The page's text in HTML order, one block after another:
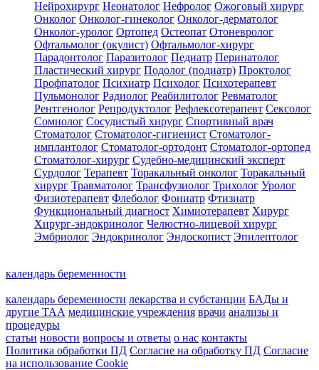
Нейрохирург Неонатолог Нефролог Ожоговый хирург
Онколог Онколог-гинеколог Онколог-дерматолог
Онколог-уролог Ортопед Остеопат Отоневролог
Офтальмолог (окулист) Офтальмолог-хирург
Парадонтолог Паразитолог Педиатр Перинатолог
Пластический хирург Подолог (подиатр) Проктолог
Профпатолог Психиатр Психолог Психотерапевт
Пульмонолог Радиолог Реабилитолог Ревматолог
Рентгенолог Репродуктолог Рефлексотерапевт Сексолог
Сомнолог Сосудистый хирург Спортивный врач
Стоматолог Стоматолог-гигиенист Стоматолог-
имплантолог Стоматолог-ортодонт Стоматолог-ортопед
Стоматолог-хирург Судебно-медицинский эксперт
Сурдолог Терапевт Торакальный онколог Торакальный
хирург Травматолог Трансфузиолог Трихолог Уролог
Физиотерапевт Флеболог Фониатр Фтизиатр
Функциональный диагност Химиотерапевт Хирург
Хирург-эндокринолог Челюстно-лицевой хирург
Эмбриолог Эндокринолог Эндоскопист Эпилептолог
календарь беременности
календарь беременности лекарства и субстанции БАДы и
другие ТАА медицинские учреждения врачи анализы и
процедуры
статьи новости вопросы и ответы о нас контакты
Политика обработки ПД Согласие на обработку ПД Согласие
на использование Cookie